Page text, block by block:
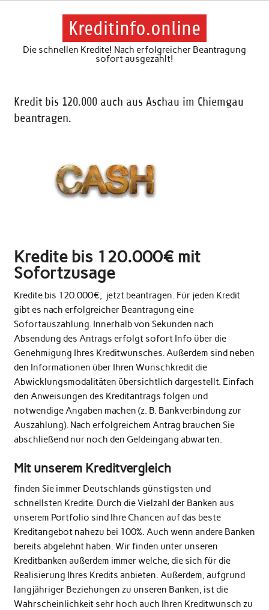
Skip
Kreditinfo.online
Die schnellen Kredite! Nach erfolgreicher Beantragung
sofort ausgezahlt!
Kredit bis 120.000 auch aus Aschau im Chiemgau
beantragen.
Kredite bis 120.000€ mit
Sofortzusage
Kredite bis 120.000€, jetzt beantragen. Für jeden Kredit
gibt es nach erfolgreicher Beantragung eine
Sofortauszahlung. Innerhalb von Sekunden nach
Absendung des Antrags erfolgt sofort Info über die
Genehmigung Ihres Kreditwunsches. Außerdem sind neben
den Informationen über Ihren Wunschkredit die
Abwicklungsmodalitäten übersichtlich dargestellt. Einfach
den Anweisungen des Kreditantrags folgen und
notwendige Angaben machen (z. B. Bankverbindung zur
Auszahlung). Nach erfolgreichem Antrag brauchen Sie
abschließend nur noch den Geldeingang abwarten.
Mit unserem Kreditvergleich
finden Sie immer Deutschlands günstigsten und
schnellsten Kredite. Durch die Vielzahl der Banken aus
unserem Portfolio sind Ihre Chancen auf das beste
Kreditangebot nahezu bei 100%. Auch wenn andere Banken
bereits abgelehnt haben. Wir finden unter unseren
Kreditbanken außerdem immer welche, die sich für die
Realisierung Ihres Kredits anbieten. Außerdem, aufgrund
langjähriger Beziehungen zu unseren Banken, ist die
Wahrscheinlichkeit sehr hoch auch Ihren Kreditwunsch zu